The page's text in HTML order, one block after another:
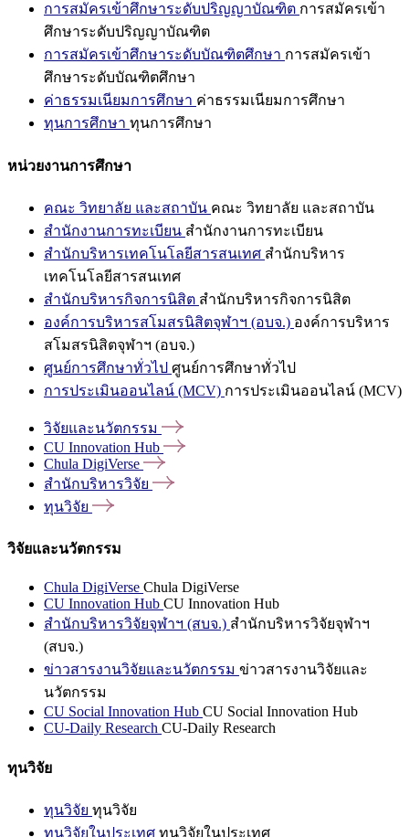
การสมัครเข้าศึกษาระดับปริญญาบัณฑิต การสมัครเข้า
ศึกษาระดับปริญญาบัณฑิต
การสมัครเข้าศึกษาระดับบัณฑิตศึกษา การสมัครเข้า
ศึกษาระดับบัณฑิตศึกษา
ค่าธรรมเนียมการศึกษา ค่าธรรมเนียมการศึกษา
ทุนการศึกษา ทุนการศึกษา
หน่วยงานการศึกษา
คณะ วิทยาลัย และสถาบัน คณะ วิทยาลัย และสถาบัน
สำนักงานการทะเบียน สำนักงานการทะเบียน
สำนักบริหารเทคโนโลยีสารสนเทศ สำนักบริหาร
เทคโนโลยีสารสนเทศ
สำนักบริหารกิจการนิสิต สำนักบริหารกิจการนิสิต
องค์การบริหารสโมสรนิสิตจุฬาฯ (อบจ.) องค์การบริหาร
สโมสรนิสิตจุฬาฯ (อบจ.)
ศูนย์การศึกษาทั่วไป ศูนย์การศึกษาทั่วไป
การประเมินออนไลน์ (MCV) การประเมินออนไลน์ (MCV)
วิจัยและนวัตกรรม
CU Innovation Hub
Chula DigiVerse
สำนักบริหารวิจัย
ทุนวิจัย
วิจัยและนวัตกรรม
Chula DigiVerse Chula DigiVerse
CU Innovation Hub CU Innovation Hub
สำนักบริหารวิจัยจุฬาฯ (สบจ.) สำนักบริหารวิจัยจุฬาฯ
(สบจ.)
ข่าวสารงานวิจัยและนวัตกรรม ข่าวสารงานวิจัยและ
นวัตกรรม
CU Social Innovation Hub CU Social Innovation Hub
CU-Daily Research CU-Daily Research
ทุนวิจัย
ทุนวิจัย ทุนวิจัย
ทุนวิจัยในประเทศ ทุนวิจัยในประเทศ